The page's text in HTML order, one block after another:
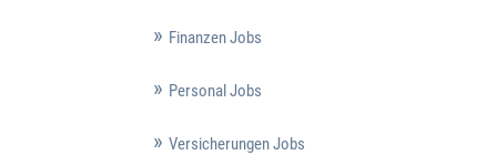
Finanzen Jobs
Personal Jobs
Versicherungen Jobs